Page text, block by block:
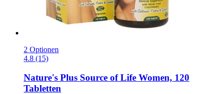
2 Optionen
4.8 (15)
Nature's Plus Source of Life Women, 120
Tabletten